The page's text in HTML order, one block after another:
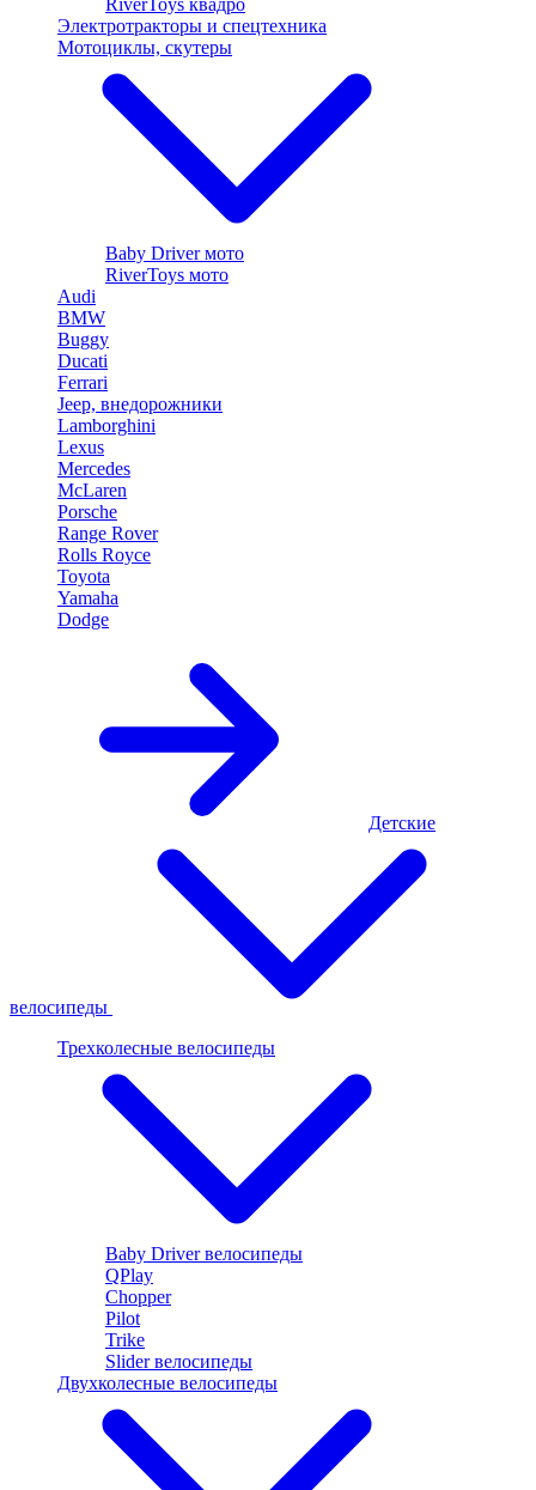
RiverToys квадро
Электротракторы и спецтехника
Мотоциклы, скутеры
Baby Driver мото
RiverToys мото
Audi
BMW
Buggy
Ducati
Ferrari
Jeep, внедорожники
Lamborghini
Lexus
Mercedes
McLaren
Porsche
Range Rover
Rolls Royce
Toyota
Yamaha
Dodge
Детские
велосипеды
Трехколесные велосипеды
Baby Driver велосипеды
QPlay
Chopper
Pilot
Trike
Slider велосипеды
Двухколесные велосипеды